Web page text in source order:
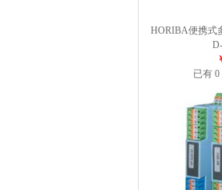
HORIBA便携式
已有